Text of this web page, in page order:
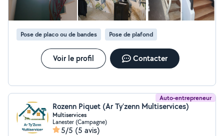
Pose de placo ou de bandes Pose de plafond
Voir le profil Contacter
Auto-entrepreneur
Rozenn Piquet (Ar Ty’zenn Multiservices)
Multiservices
Lanester (Campagne)
5/5 (5 avis)